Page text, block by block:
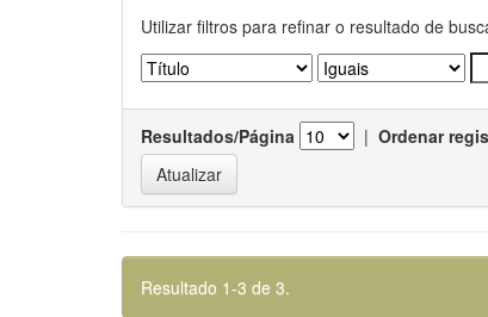
Utilizar filtros para refinar o resultado de
Resultados/Página | Ordenar
Resultado 1-3 de 3.